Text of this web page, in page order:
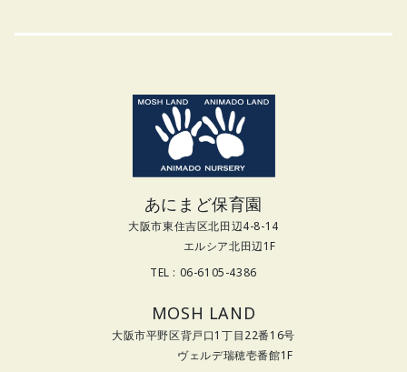
あにまど保育園
大阪市東住吉区北田辺4-8-14
エルシア北田辺1F
TEL : 06-6105-4386
MOSH LAND
大阪市平野区背戸口1丁目22番16号
ヴェルデ瑞穂壱番館1F